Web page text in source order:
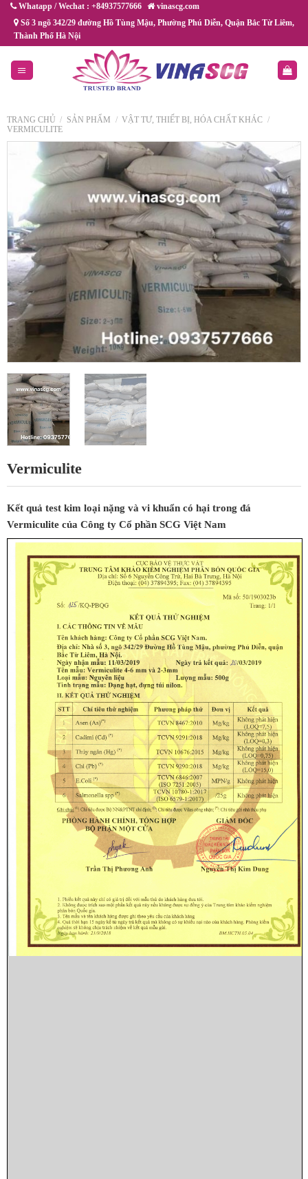
ChuyểnWhatapp / Wechat : +84937577666
vinascg.com
Số 3 ngõ 342/29 đường Hồ Tùng Mậu, Phường Phú Diễn, Quận Bắc Từ Liêm,
Thành Phố Hà Nội
TRANG CHỦ / SẢN PHẨM / VẬT TƯ, THIẾT BỊ, HÓA CHẤT KHÁC /
VERMICULITE
Vermiculite
Kết quả test kim loại nặng và vi khuẩn có hại trong đá
Vermiculite của Công ty Cổ phần SCG Việt Nam